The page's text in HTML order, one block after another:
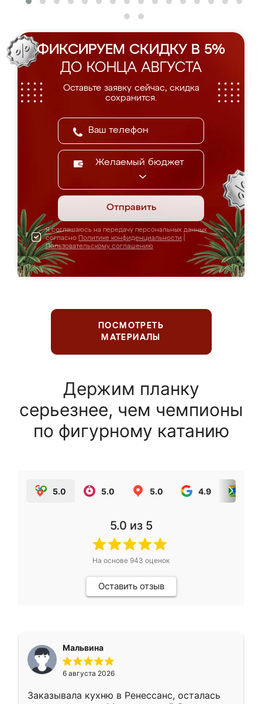
ФИКСИРУЕМ СКИДКУ В 5%
ДО КОНЦА АВГУСТА
Оставьте заявку сейчас, скидка
сохранится.
Желаемый бюджет
Отправить
Я соглашаюсь на передачу персональных данных
согласно Политике конфиденциальности
Пользовательскому соглашению
ПОСМОТРЕТЬ
МАТЕРИАЛЫ
Держим планку
серьезнее, чем чемпионы
по фигурному катанию
5.0 5.0 5.0 4.9
5.0 из 5
На основе 943 оценок
Оставить отзыв
Мальвина
6 августа 2026
Заказывала кухню в Ренессанс, осталась